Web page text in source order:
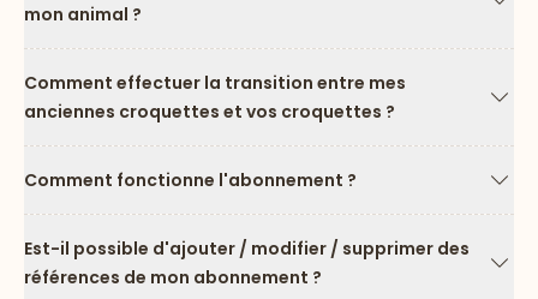
mon animal ?
Comment effectuer la transition entre mes
anciennes croquettes et vos croquettes ?
Comment fonctionne l'abonnement ?
Est-il possible d'ajouter / modifier / supprimer des
références de mon abonnement ?